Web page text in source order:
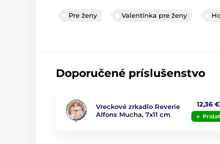
Pre ženy Valentínka pre ženy
Doporučené príslušenstvo
Vreckové zrkadlo Reverie
Alfons Mucha, 7x11 cm
12,36 €
Pridať